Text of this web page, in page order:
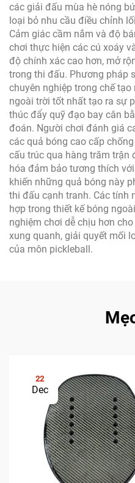
các giải đấu mùa hè nóng
loại bỏ nhu cầu điều chỉnh
Cảm giác cầm nắm và độ
chơi thực hiện các cú xoáy
độ chính xác cao hơn, mở
trong thi đấu. Phương pháp
chuyên nghiệp trong chế
ngoài trời tốt nhất tạo ra sự
thúc đẩy quỹ đạo bay cân
đoán. Người chơi đánh giá
các quả bóng cao cấp
cấu trúc qua hàng trăm trận
hóa đảm bảo tương thích
khiến những quả bóng này
thi đấu cạnh tranh. Các tính
hợp trong thiết kế bóng
nghiệm chơi dễ chịu hơn
xung quanh, giải quyết mối
của môn pickleball.
22
Dec